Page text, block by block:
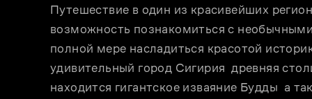
Путешествие в один из красивейших
возможность познакомиться с
полной мере насладиться красотой
удивительный город Сигирия  древняя
находится гигантское изваяние Будды  а